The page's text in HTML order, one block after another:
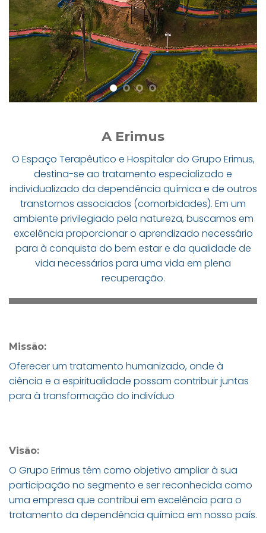
A Erimus
O Espaço Terapêutico e Hospitalar do Grupo Erimus,
destina-se ao tratamento especializado e
individualizado da dependência química e de outros
transtornos associados (comorbidades). Em um
ambiente privilegiado pela natureza, buscamos em
excelência proporcionar o aprendizado necessário
para à conquista do bem estar e da qualidade de
vida necessários para uma vida em plena
recuperação.
Missão:
Oferecer um tratamento humanizado, onde à
ciência e a espiritualidade possam contribuir juntas
para à transformação do indivíduo
Visão:
O Grupo Erimus têm como objetivo ampliar à sua
participação no segmento e ser reconhecida como
uma empresa que contribui em excelência para o
tratamento da dependência química em nosso país.